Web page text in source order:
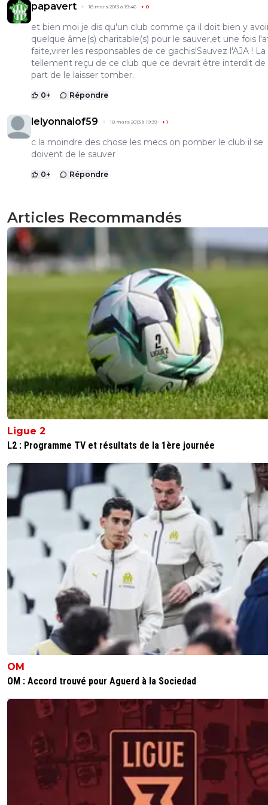
papavert 18 mars 2013 à 19:46 + 0
et bien moi je dis qu'un club comme ça il doit bien y
quelque âme(s) charitable(s) pour le sauver,et une fois
faite,virer les responsables de ce gachis!Sauvez l'AJA ! La
tellement reçu de ce club que ce devrait être interdit de
part de le laisser tomber.
0+ Répondre
lelyonnaiof59 18 mars 2013 à 19:39 +1
c la moindre des chose les mecs on pomber le club il se
doivent de le sauver
0+ Répondre
Articles Recommandés
Ligue 2
L2 : Programme TV et résultats de la 1ère journée
OM
OM : Accord trouvé pour Aguerd à la Sociedad